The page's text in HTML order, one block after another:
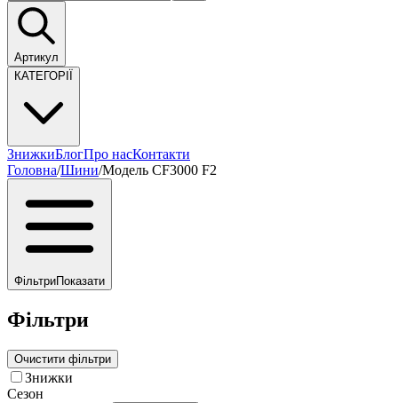
Артикул
КАТЕГОРІЇ
ЗнижкиБлогПро насКонтакти
Головна/Шини/Модель CF3000 F2
ФільтриПоказати
Фільтри
Очистити фільтри
Знижки
Сезон